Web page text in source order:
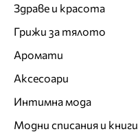
Здраве и красота
Грижи за тялото
Аромати
Аксесоари
Интимна мода
Модни списания и книги